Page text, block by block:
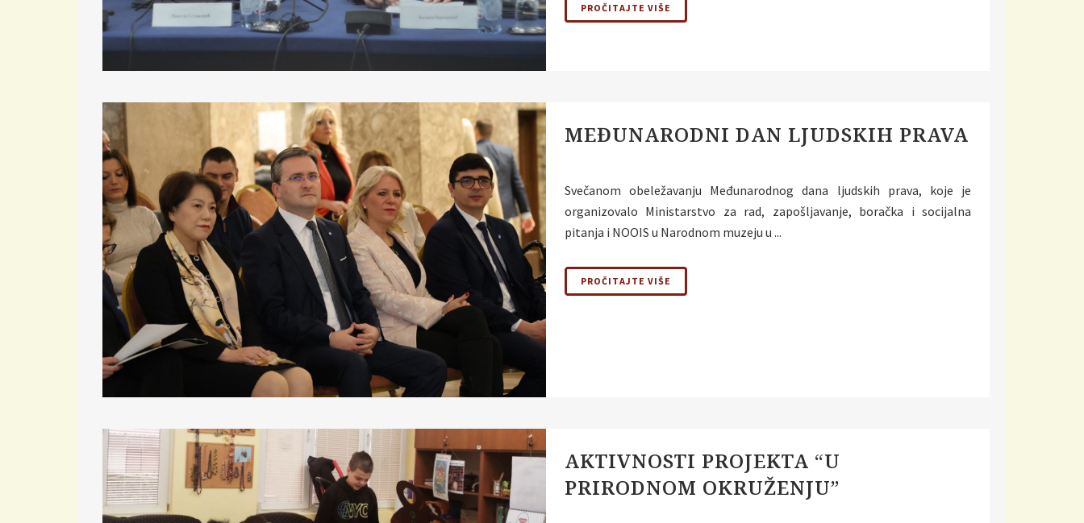
PROČITAJTE VIŠE
MEĐUNARODNI DAN LJUDSKIH PRAVA
Svečanom obeležavanju Međunarodnog dana ljudskih prava, koje je
organizovalo Ministarstvo za rad, zapošljavanje, boračka i socijalna
pitanja i NOOIS u Narodnom muzeju u ...
PROČITAJTE VIŠE
AKTIVNOSTI PROJEKTA “U
PRIRODNOM OKRUŽENJU”